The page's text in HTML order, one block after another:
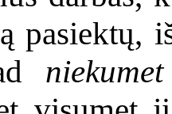
pasiektų,